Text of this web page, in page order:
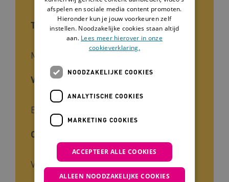
Type tool
Methode
Voor wie
Begeleiders, Naasten, Studenten
Cliëntgroep
Verstandelijke beperking
afspelen en sociale media content promoten.
Hieronder kun je jouw voorkeuren zelf
instellen. Noodzakelijke cookies staan altijd
aan. Lees meer hierover in onze
cookieverklaring.
NOODZAKELIJKE COOKIES
ANALYTISCHE COOKIES
MARKETING COOKIES
ACCEPTEER ALLE COOKIES
ALLEEN NOODZAKELIJKE COOKIES